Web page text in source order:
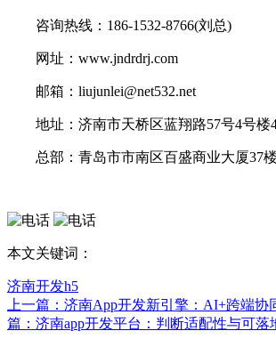
咨询热线：186-1532-8766(刘总)
网址：www.jndrdrj.com
邮箱：liujunlei@net532.net
地址：济南市天桥区蓝翔路57号4号楼
总部：青岛市市南区百盛商业大厦37楼
本文关键词：
济南开发h5
上一篇：济南App开发新引擎：AI+跨端协
篇：济南app开发平台：判断适配性与可落